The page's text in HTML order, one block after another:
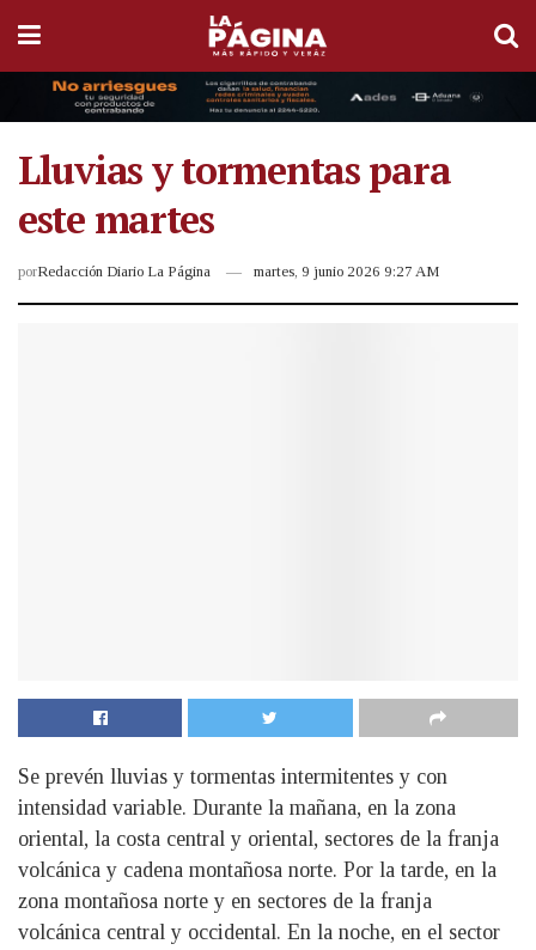
Lluvias y tormentas para
este martes
porRedacción Diario La Página martes, 9 junio 2026 9:27 AM
Se prevén lluvias y tormentas intermitentes y con
intensidad variable. Durante la mañana, en la zona
oriental, la costa central y oriental, sectores de la franja
volcánica y cadena montañosa norte. Por la tarde, en la
zona montañosa norte y en sectores de la franja
volcánica central y occidental. En la noche, en el sector